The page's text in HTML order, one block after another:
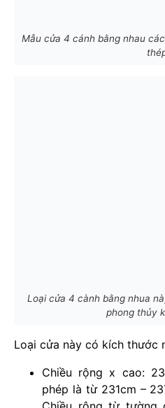
Mẫu cửa 4 cánh bằng nhau
Loại cửa 4 cành bằng nhua
phong thủy
Loại cửa này có kích thước
Chiều rộng x cao:
phép là từ 231cm –